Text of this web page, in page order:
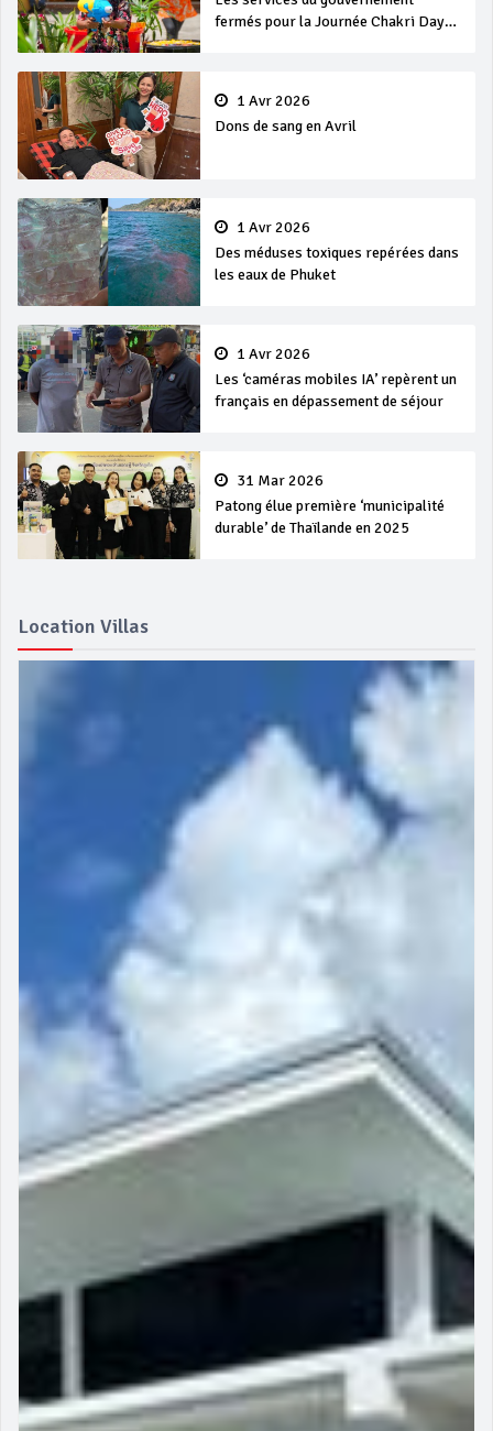
fermés pour la Journée Chakri Day
1 Avr 2026
Dons de sang en Avril
1 Avr 2026
Des méduses toxiques repérées dans
les eaux de Phuket
1 Avr 2026
Les ‘caméras mobiles IA’ repèrent un
français en dépassement de séjour
31 Mar 2026
Patong élue première ‘municipalité
durable’ de Thaïlande en 2025
Location Villas